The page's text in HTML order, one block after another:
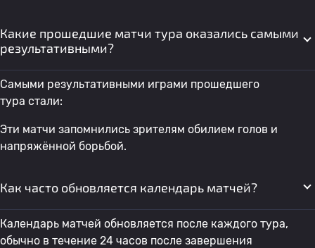
Какие прошедшие матчи тура оказались самыми
результативными?
Самыми результативными играми прошедшего
тура стали:
Эти матчи запомнились зрителям обилием голов и
напряжённой борьбой.
Как часто обновляется календарь матчей?
Календарь матчей обновляется после каждого тура,
обычно в течение 24 часов после завершения